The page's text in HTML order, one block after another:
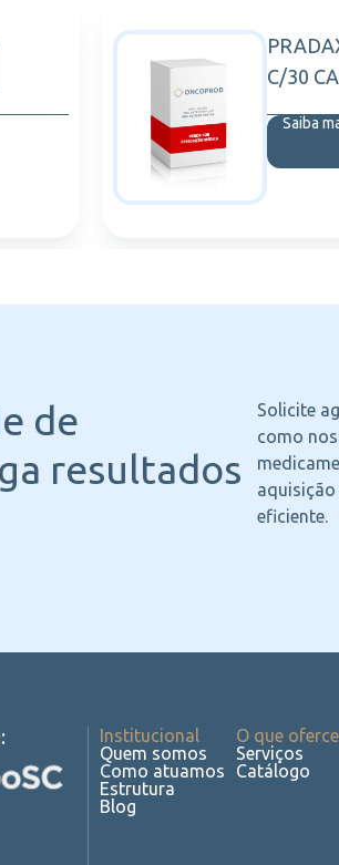
C/30
Saiba
de
resultados
Solicite
como
aquisição
eficiente.
Institucional
Quem somos
Como atuamos
Estrutura
Blog
O que
Serviços
Catálogo